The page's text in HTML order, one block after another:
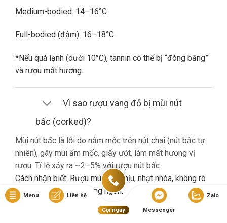
Medium-bodied: 14–16°C
Full-bodied (đậm): 16–18°C
*Nếu quá lạnh (dưới 10°C), tannin có thể bị “đóng băng”
và rượu mất hương.
Vì sao rượu vang đỏ bị mùi nút
bấc (corked)?
Mùi nút bấc là lỗi do nấm mốc trên nút chai (nút bấc tự
nhiên), gây mùi ẩm mốc, giấy ướt, làm mất hương vị
rượu. Tỉ lệ xảy ra ~2–5% với rượu nút bấc.
Cách nhận biết: Rượu mùi khó chịu, nhạt nhòa, không rõ
hương trái cây dù là vang ngon.
Nếu gặp lỗi này, bạn nên liên hệ cửa hàng đổi trả (nếu có
Menu Liên hệ
Gọi ngay Messenger
Zalo